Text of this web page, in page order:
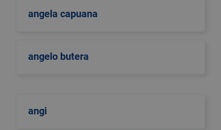
angela capuana
angelo butera
angi